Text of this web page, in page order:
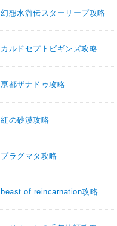
幻想水滸伝スターリープ攻略
カルドセプトビギンズ攻略
亰都ザナドゥ攻略
紅の砂漠攻略
プラグマタ攻略
beast of reincarnation攻略